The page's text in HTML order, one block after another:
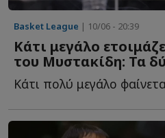
Basket League | 10/06 - 20:39
Κάτι μεγάλο
του Μυστακίδη: Τα